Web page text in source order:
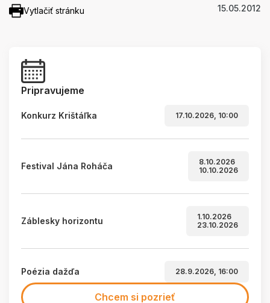
Vytlačiť stránku 15.05.2012
Pripravujeme
Konkurz Krištáľka 17.10.2026, 10:00
Festival Jána Roháča
8.10.2026
10.10.2026
Záblesky horizontu
1.10.2026
23.10.2026
Poézia dažďa 28.9.2026, 16:00
Chcem si pozrieť